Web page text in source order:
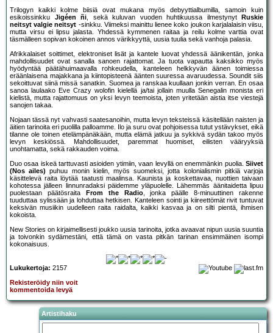
Trilogyn kaikki kolme biisiä ovat mukana myös debyyttialbumilla, samoin kuin
esikoissinkku Jigéen ñi, sekä kuluvan vuoden huhtikuussa ilmestynyt
Ruskie
neitsyt valgie neitsyt -sinkku. Viimeksi mainittu lienee koko joukon karjalalaisin viisu,
mutta virsu ei lipsu jalasta. Yhdessä kymmenen raitaa ja reilu kolme varttia ovat
täsmälleen sopivan kokoinen annos värikkyyttä, uusia tuulia sekä vanhoja palasia.
Afrikkalaiset soittimet, elektroniset lisät ja kantele luovat yhdessä äänikentän, jonka
mahdollisuudet ovat sanalla sanoen rajattomat. Ja tuota vapautta kaksikko myös
hyödyntää päätähuimaavalla rohkeudella, kanteleen helkkyvän äänen toimiessa
eräänlaisena majakkana ja kiintopisteenä äänten suuressa avaruudessa. Soundit siis
sekoittuvat siinä missä sanatkin. Suomea ja ranskaa kuullaan jonkin verran. En osaa
sanoa laulaako Eve Crazy wolofin kielellä ja/tai jollain muulla Senegalin monista eri
kielistä, mutta rajattomuus on yksi levyn teemoista, joten yritetään aistia itse viestejä
sanojen takaa.
Nojaan tässä nyt vahvasti saatesanoihin, mutta levyn teksteissä käsitellään naisten ja
äitien tarinoita eri puolilla palloamme. Ilo ja suru ovat pohjoisessa tutut ystävykset, eikä
tilanne ole toinen etelämpänäkään, mutta elämä jatkuu ja sykkivä sydän takoo myös
levyn keskiössä. Mahdollisuudet, paremmat huomiset, eilisten vääryyksiä
unohtamatta, sekä rakkauden voima.
Duo osaa iskeä tarttuvasti asioiden ytimiin, vaan levyllä on enemmänkin puolia. Siivet
(Nos ailes) puhuu monin kielin, myös suomeksi, jotta kolonialismin pitkiä varjoja
käsittelevä raita löytää taatusti maalinsa. Kaunista ja koskettavaa, nuottien taivaan
kohotessa jälleen linnunradaksi päidemme yläpuolelle. Lähemmäs äänitaidetta lipuu
puolestaan päätösraita
From the Radio, jonka päälle 8-minuuttinen rakenne
tuuduttaa sylissään ja lohduttaa hetkisen. Kanteleen sointi ja kiireettömät rivit tuntuvat
keksivän musiikin uudelleen raita raidalta, kaikki kasvaa ja on silti pientä, ihmisen
kokoista.
New Stories on kirjaimellisesti joukko uusia tarinoita, jotka avaavat nipun uusia suuntia
ja toivonkin sydämestäni, että tämä on vasta pitkän tarinan ensimmäinen isompi
kokonaisuus.
Lukukertoja: 2157
Rekisteröidy niin voit
kommentoida levyä
Artistihaku